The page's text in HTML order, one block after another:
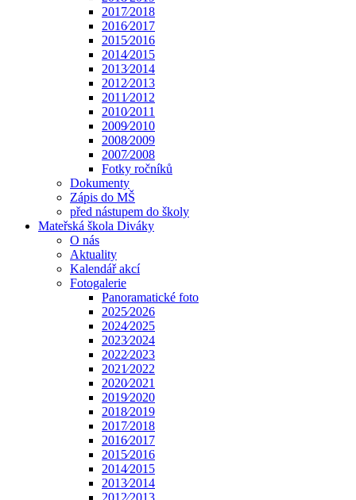
2017⁄2018
2016⁄2017
2015⁄2016
2014⁄2015
2013⁄2014
2012⁄2013
2011⁄2012
2010⁄2011
2009⁄2010
2008⁄2009
2007⁄2008
Fotky ročníků
Dokumenty
Zápis do MŠ
před nástupem do školy
Mateřská škola Diváky
O nás
Aktuality
Kalendář akcí
Fotogalerie
Panoramatické foto
2025⁄2026
2024⁄2025
2023⁄2024
2022⁄2023
2021⁄2022
2020⁄2021
2019⁄2020
2018⁄2019
2017⁄2018
2016⁄2017
2015⁄2016
2014⁄2015
2013⁄2014
2012⁄2013